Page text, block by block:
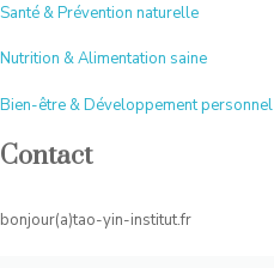
Santé & Prévention naturelle
Nutrition & Alimentation saine
Bien-être & Développement personnel
Contact
bonjour(a)tao-yin-institut.fr